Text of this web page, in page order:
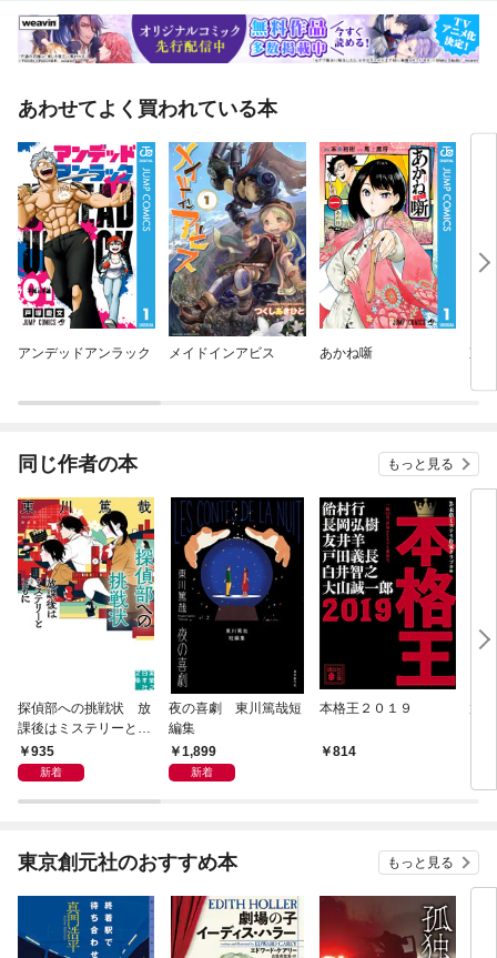
あわせてよく買われている本
アンデッドアンラック メイドインアビス あかね噺 東
同じ作者の本 もっと見る
探偵部への挑戦状 放
課後はミステリーとと
もに 新装版
935
新着
夜の喜劇 東川篤哉短
編集
1,899
新着
本格王２０１９
814
放
東京創元社のおすすめ本 もっと見る